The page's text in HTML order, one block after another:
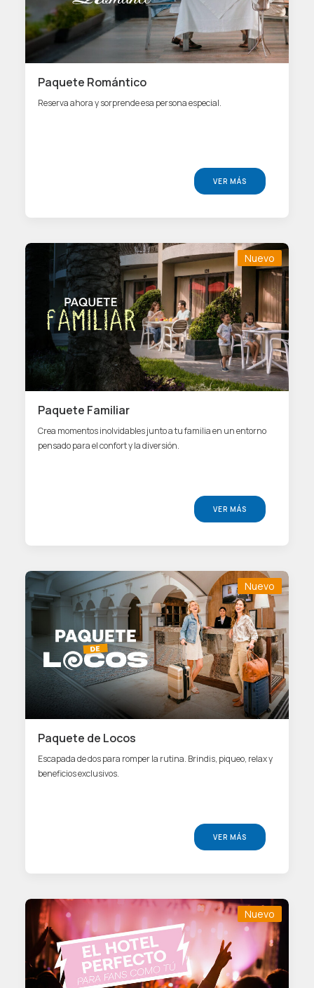
Paquete Romántico
Reserva ahora y sorprende esa persona especial.
VER MÁS
Nuevo
Paquete Familiar
Crea momentos inolvidables junto a tu familia en un entorno
pensado para el confort y la diversión.
VER MÁS
Nuevo
Paquete de Locos
Escapada de dos para romper la rutina. Brindis, piqueo, relax y
beneficios exclusivos.
VER MÁS
Nuevo